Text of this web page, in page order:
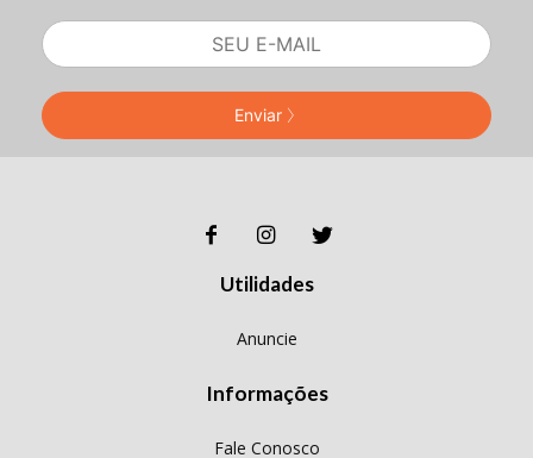
Enviar
Utilidades
Anuncie
Informações
Fale Conosco